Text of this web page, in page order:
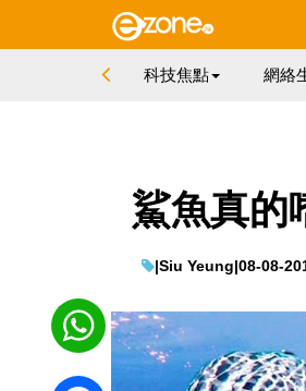
科技焦點 網絡
鯊魚真的
|Siu Yeung|08-08-
WhatsApp